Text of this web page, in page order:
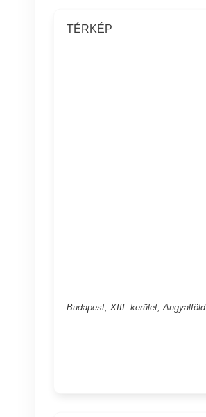
TÉRKÉP
Budapest, XIII. kerület, Angyalföld